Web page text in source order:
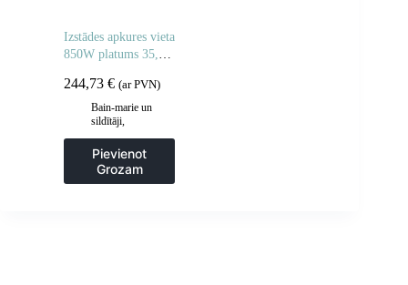
Izstādes apkures vieta
850W platums 35,5
244,73 € (ar PVN)
Bain-marie un
sildītāji,
Vitrīnu skapji un
apsildes skapji
Pievienot
Grozam